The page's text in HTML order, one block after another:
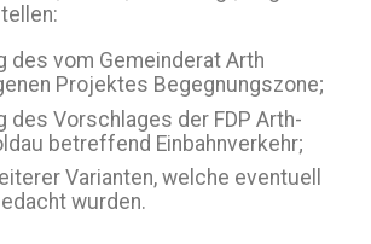
des vom Gemeinderat Arth
Projektes Begegnungszone;
des Vorschlages der FDP Arth-
betreffend Einbahnverkehr;
Varianten, welche eventuell
wurden.